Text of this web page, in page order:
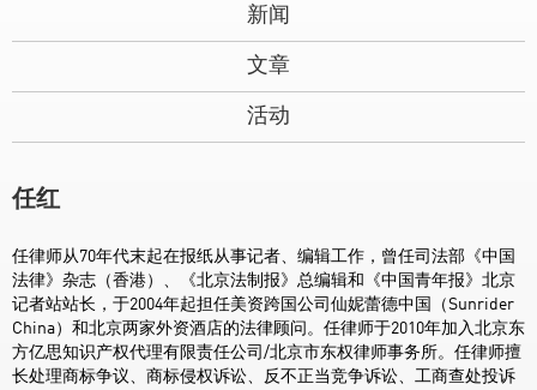
新闻
文章
活动
任红
任律师从70年代末起在报纸从事记者、编辑工作，曾任司法部《中国
法律》杂志（香港）、《北京法制报》总编辑和《中国青年报》北京
记者站站长，于2004年起担任美资跨国公司仙妮蕾德中国（Sunrider
China）和北京两家外资酒店的法律顾问。任律师于2010年加入北京东
方亿思知识产权代理有限责任公司/北京市东权律师事务所。任律师擅
长处理商标争议、商标侵权诉讼、反不正当竞争诉讼、工商查处投诉